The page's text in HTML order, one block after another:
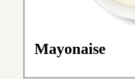
Mayonaise